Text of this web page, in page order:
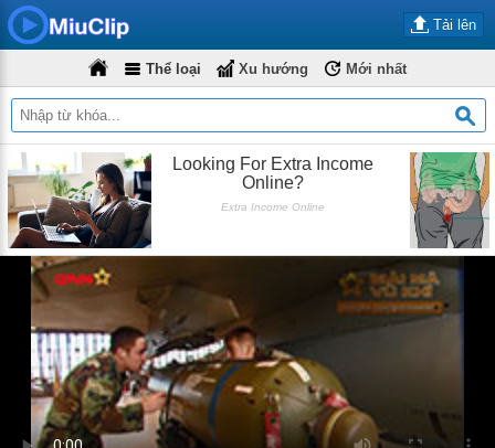
Tải lên
Thể loại Xu hướng Mới nhất